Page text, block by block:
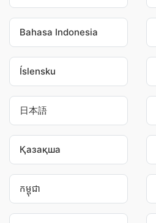
Bahasa Indonesia
Íslensku
日本語
Қазақша
កម្ពុជា